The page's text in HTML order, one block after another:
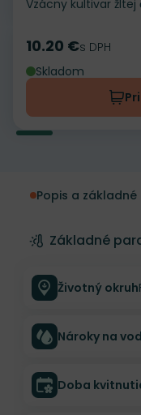
Vzácny kultivar
Cena
10.20 €s DPH
Skladom
Popis a
Základné
Životný okruh
Nároky na
Doba